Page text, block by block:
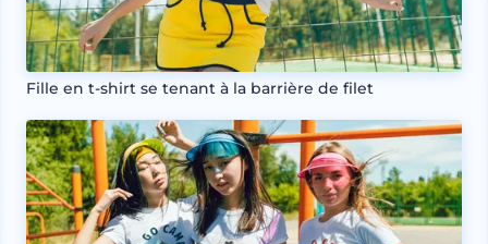
Fille en t-shirt se tenant à la barrière de filet